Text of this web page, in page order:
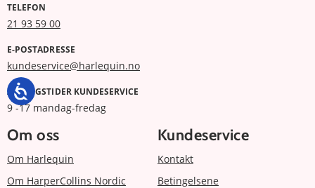
TELEFON
21 93 59 00
E-POSTADRESSE
kundeservice@harlequin.no
ÅPNINGSTIDER KUNDESERVICE
9 -17 mandag-fredag
Om oss
Om Harlequin
Om HarperCollins Nordic
Kundeservice
Kontakt
Betingelsene